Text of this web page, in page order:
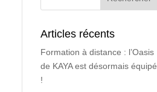
Articles récents
Formation à distance : l’Oasis
de KAYA est désormais équipé
!